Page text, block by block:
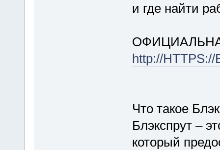
и где найти
http://HTTPS://
Что такое
Блэкспрут –
который